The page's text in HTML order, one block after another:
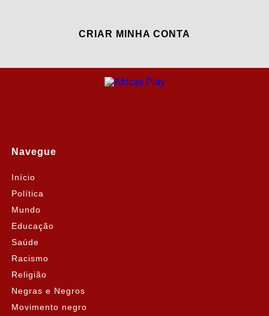
CRIAR MINHA CONTA
Navegue
Início
Política
Mundo
Educação
Saúde
Racismo
Religião
Negras e Negros
Movimento negro